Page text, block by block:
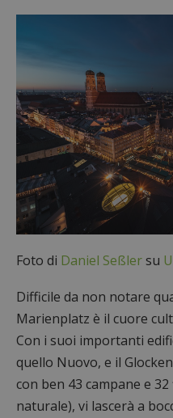
Foto di Daniel Seßlersu
Difficile da non notare
Marienplatz è il cuore
Con i suoi importanti
quello Nuovo, e il
con ben 43 campane e
naturale), vi lascerà a